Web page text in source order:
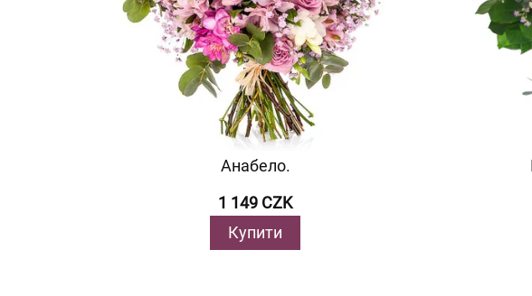
Анабело.
1 149 CZK
Купити